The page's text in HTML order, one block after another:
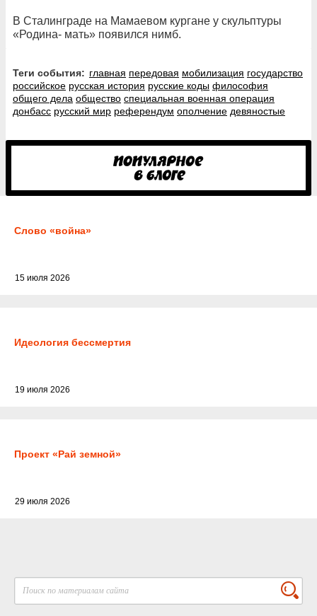
В Сталинграде на Мамаевом кургане у скульптуры
«Родина- мать» появился нимб.
Теги события: главная передовая мобилизация государство
российское русская история русские коды философия
общего дела общество специальная военная операция
донбасс русский мир референдум ополчение девяностые
Слово «война»
15 июля 2026
Идеология бессмертия
19 июля 2026
Проект «Рай земной»
29 июля 2026